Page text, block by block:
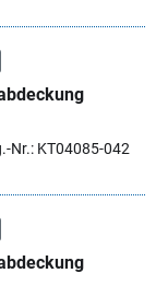
Nr.: KT04085-042